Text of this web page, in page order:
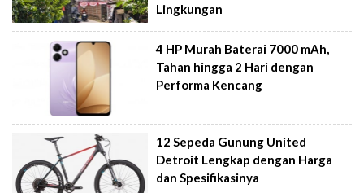
Lingkungan
4 HP Murah Baterai 7000 mAh,
Tahan hingga 2 Hari dengan
Performa Kencang
12 Sepeda Gunung United
Detroit Lengkap dengan Harga
dan Spesifikasinya